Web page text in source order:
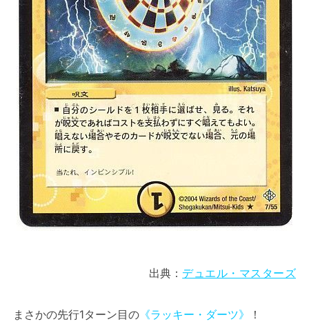
出典： デュエル・マスターズ
まさかの先行1ターン目の 《ラッキー・ダーツ》 ！